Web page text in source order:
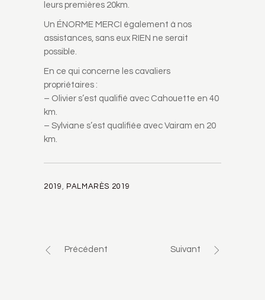
leurs premières 20km.
Un ÉNORME MERCI également à nos
assistances, sans eux RIEN ne serait
possible.
En ce qui concerne les cavaliers
propriétaires :
– Olivier s’est qualifié avec Cahouette en 40
km.
– Sylviane s’est qualifiée avec Vairam en 20
km.
2019, PALMARÈS 2019
Précédent Suivant